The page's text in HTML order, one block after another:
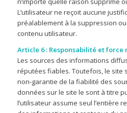
L’utilisateur ne reçoit aucune
préalablement à la suppression
contenu utilisateur.
Article 6 : Responsabilité et force
Les sources des informations
réputées fiables. Toutefois, le site
non-garantie de la fiabilité des
données sur le site le sont à titre
l’utilisateur assume seul l’entière